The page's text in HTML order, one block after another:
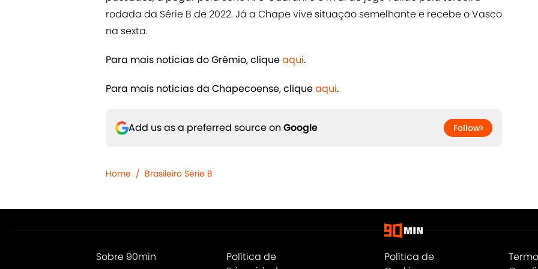
rodada da Série B de 2022. Já a Chape vive situação semelhante e recebe o Vasco
na sexta.
Para mais notícias do Grêmio, cliqueaqui.
Para mais notícias da Chapecoense, cliqueaqui.
Add us as a preferred source on Google Follow
Home / Brasileiro Série B
Sobre 90min
Política de
Política de